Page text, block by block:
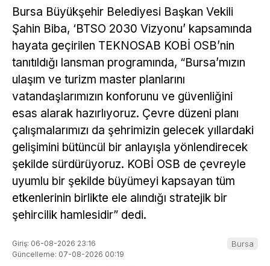
Bursa Büyükşehir Belediyesi Başkan Vekili
Şahin Biba, ‘BTSO 2030 Vizyonu’ kapsamında
hayata geçirilen TEKNOSAB KOBİ OSB’nin
tanıtıldığı lansman programında, “Bursa’mızın
ulaşım ve turizm master planlarını
vatandaşlarımızın konforunu ve güvenliğini
esas alarak hazırlıyoruz. Çevre düzeni planı
çalışmalarımızı da şehrimizin gelecek yıllardaki
gelişimini bütüncül bir anlayışla yönlendirecek
şekilde sürdürüyoruz. KOBİ OSB de çevreyle
uyumlu bir şekilde büyümeyi kapsayan tüm
etkenlerinin birlikte ele alındığı stratejik bir
şehircilik hamlesidir” dedi.
Giriş: 06-08-2026 23:16
Güncelleme: 07-08-2026 00:19
Bursa